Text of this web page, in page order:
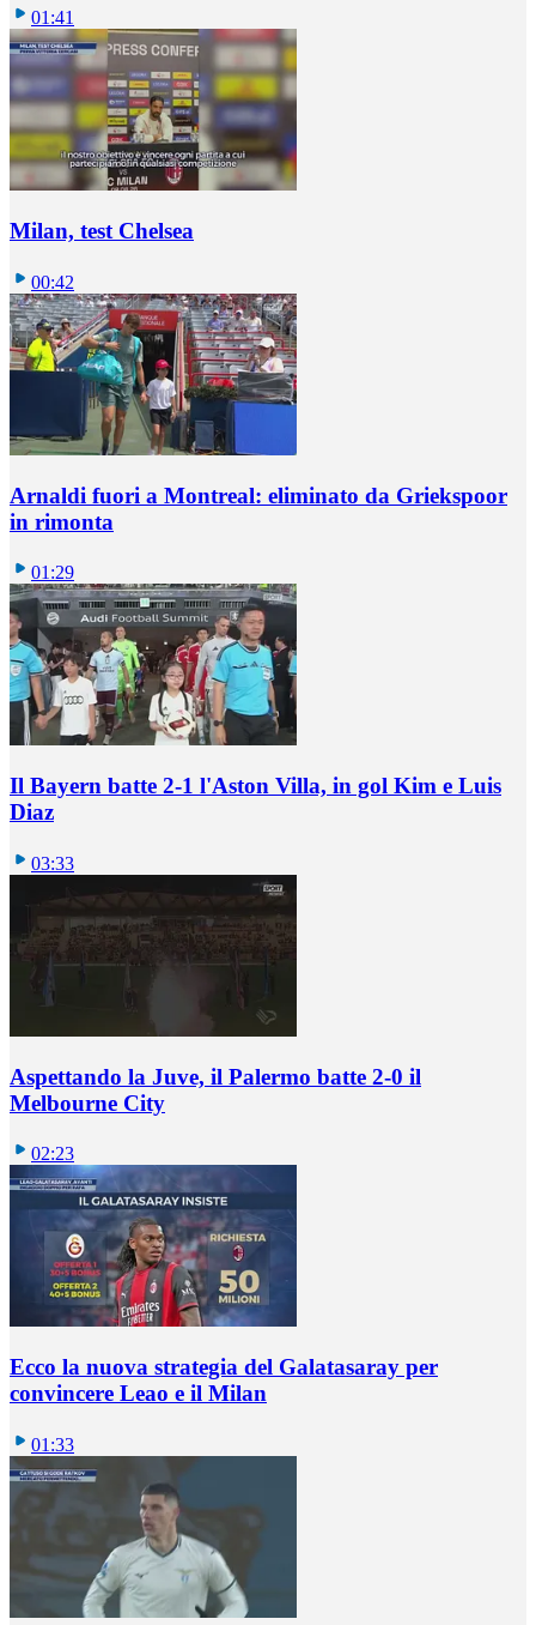
01:41
Milan, test Chelsea
00:42
Arnaldi fuori a Montreal: eliminato da Griekspoor
in rimonta
01:29
Il Bayern batte 2-1 l'Aston Villa, in gol Kim e Luis
Diaz
03:33
Aspettando la Juve, il Palermo batte 2-0 il
Melbourne City
02:23
Ecco la nuova strategia del Galatasaray per
convincere Leao e il Milan
01:33